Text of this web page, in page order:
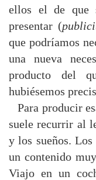
ellos el de que
presentar (
que podríamos
una nueva
producto del
hubiésemos
Para producir
suele recurrir al
y los sueños. Los
un contenido
Viajo en un